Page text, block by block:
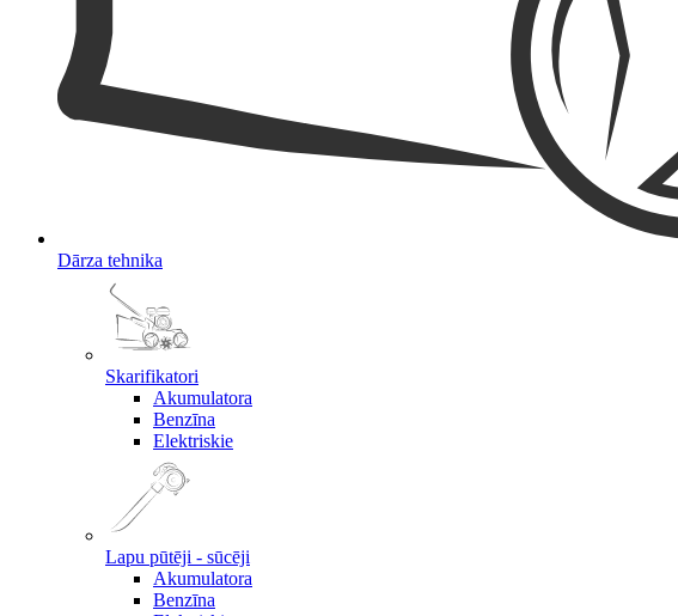
Dārza tehnika
Skarifikatori
Akumulatora
Benzīna
Elektriskie
Lapu pūtēji - sūcēji
Akumulatora
Benzīna